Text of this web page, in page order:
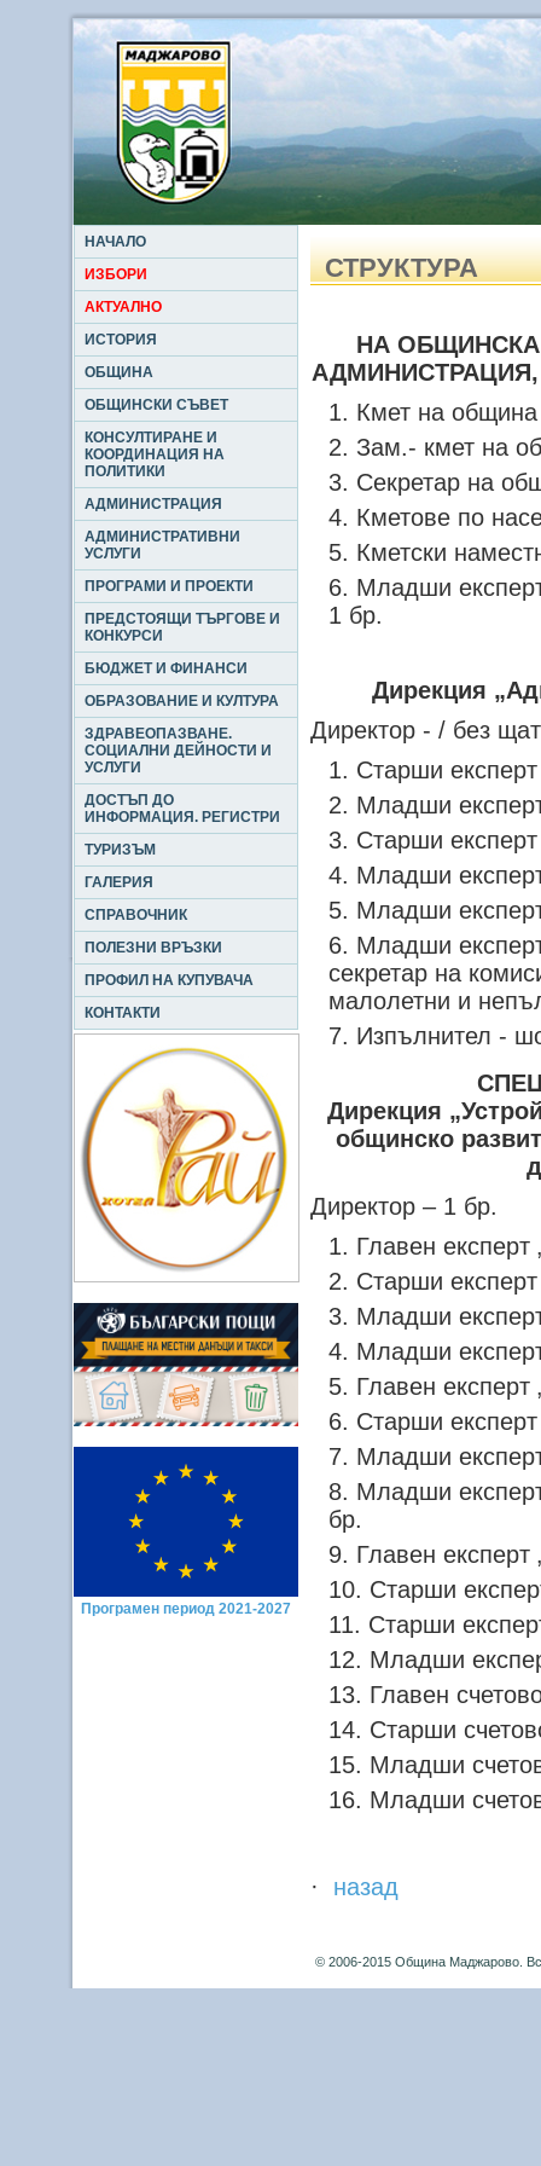
НАЧАЛО
ИЗБОРИ
АКТУАЛНО
ИСТОРИЯ
ОБЩИНА
ОБЩИНСКИ СЪВЕТ
КОНСУЛТИРАНЕ И
КООРДИНАЦИЯ НА
ПОЛИТИКИ
АДМИНИСТРАЦИЯ
АДМИНИСТРАТИВНИ
УСЛУГИ
ПРОГРАМИ И ПРОЕКТИ
ПРЕДСТОЯЩИ ТЪРГОВЕ И
КОНКУРСИ
БЮДЖЕТ И ФИНАНСИ
ОБРАЗОВАНИЕ И КУЛТУРА
ЗДРАВЕОПАЗВАНЕ.
СОЦИАЛНИ ДЕЙНОСТИ И
УСЛУГИ
ДОСТЪП ДО
ИНФОРМАЦИЯ. РЕГИСТРИ
ТУРИЗЪМ
ГАЛЕРИЯ
СПРАВОЧНИК
ПОЛЕЗНИ ВРЪЗКИ
ПРОФИЛ НА КУПУВАЧА
КОНТАКТИ
Програмен период 2021-2027
СТРУКТУРА
НА
Кмет на
Зам.- кмет на
Секретар на
Кметове по
Кметски
Младши
1 бр.
Дирекция
Директор - / без
Старши
Младши
Старши
Младши
Младши
Младши
секретар на
малолетни и
Изпълнител -
Дирекция
общинско
Директор – 1 бр.
Главен експерт
Старши
Младши
Младши
Главен експерт
Старши
Младши
Младши
бр.
Главен
Старши
Старши
Младши
Главен
Старши
Младши
Младши
· назад
© 2006-2015 Община Маджарово.